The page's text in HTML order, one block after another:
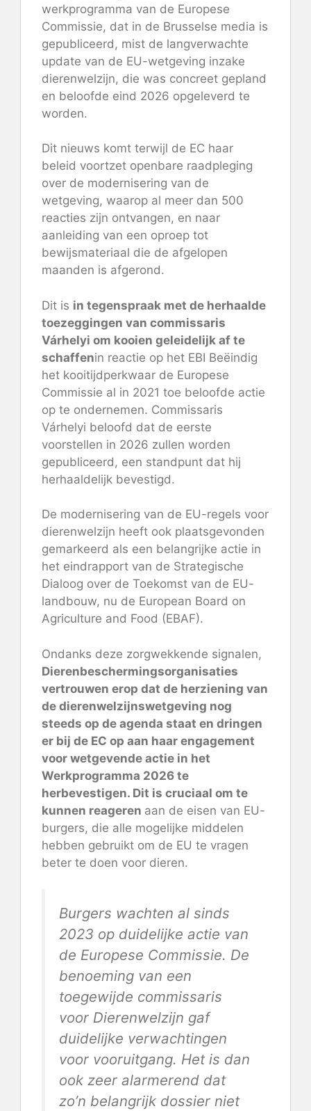
werkprogramma van de Europese
Commissie, dat in de Brusselse media is
gepubliceerd, mist de langverwachte
update van de EU-wetgeving inzake
dierenwelzijn, die was concreet gepland
en beloofde eind 2026 opgeleverd te
worden.
Dit nieuws komt terwijl de EC haar
beleid voortzet openbare raadpleging
over de modernisering van de
wetgeving, waarop al meer dan 500
reacties zijn ontvangen, en naar
aanleiding van een oproep tot
bewijsmateriaal die de afgelopen
maanden is afgerond.
Dit is in tegenspraak met de herhaalde
toezeggingen van commissaris
Várhelyi om kooien geleidelijk af te
schaffenin reactie op het EBI Beëindig
het kooitijdperkwaar de Europese
Commissie al in 2021 toe beloofde actie
op te ondernemen. Commissaris
Várhelyi beloofd dat de eerste
voorstellen in 2026 zullen worden
gepubliceerd, een standpunt dat hij
herhaaldelijk bevestigd.
De modernisering van de EU-regels voor
dierenwelzijn heeft ook plaatsgevonden
gemarkeerd als een belangrijke actie in
het eindrapport van de Strategische
Dialoog over de Toekomst van de EU-
landbouw, nu de European Board on
Agriculture and Food (EBAF).
Ondanks deze zorgwekkende signalen,
Dierenbeschermingsorganisaties
vertrouwen erop dat de herziening van
de dierenwelzijnswetgeving nog
steeds op de agenda staat en dringen
er bij de EC op aan haar engagement
voor wetgevende actie in het
Werkprogramma 2026 te
herbevestigen. Dit is cruciaal om te
kunnen reageren aan de eisen van EU-
burgers, die alle mogelijke middelen
hebben gebruikt om de EU te vragen
beter te doen voor dieren.
Burgers wachten al sinds
2023 op duidelijke actie van
de Europese Commissie. De
benoeming van een
toegewijde commissaris
voor Dierenwelzijn gaf
duidelijke verwachtingen
voor vooruitgang. Het is dan
ook zeer alarmerend dat
zo’n belangrijk dossier niet